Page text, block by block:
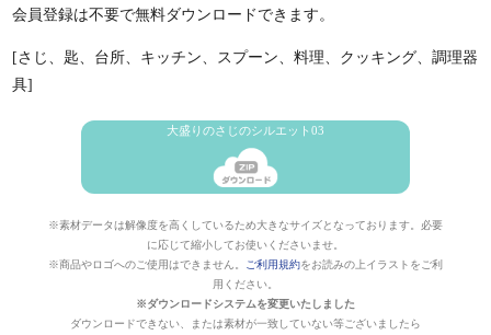
会員登録は不要で無料ダウンロードできます。
[さじ、匙、台所、キッチン、スプーン、料理、クッキング、調理器
具]
大盛りのさじのシルエット03
※素材データは解像度を高くしているため大きなサイズとなっております。必要
に応じて縮小してお使いくださいませ。
※商品やロゴへのご使用はできません。
ご利用規約をお読みの上イラストをご利
用ください。
※ダウンロードシステムを変更いたしました
ダウンロードできない、または素材が一致していない等ございましたら